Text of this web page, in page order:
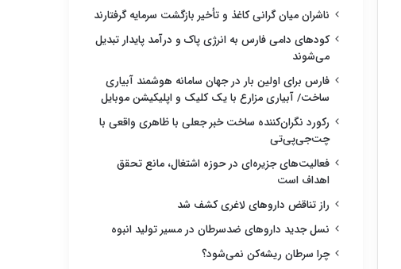
ناشران میان گرانی کاغذ و تأخیر بازگشت سرمایه گرفتارند
کودهای دامی فارس به انرژی پاک و درآمد پایدار تبدیل
می‌شوند
فارس برای اولین بار در جهان سامانه هوشمند آبیاری
ساخت/ آبیاری مزارع با یک کلیک و اپلیکیشن موبایل
رکورد نگران‌کننده ساخت خبر جعلی با ظاهری واقعی با
چت‌جی‌پی‌تی
فعالیت‌های جزیره‌ای در حوزه اشتغال، مانع تحقق
اهداف است
راز تناقض داروهای لاغری کشف شد
نسل جدید داروهای ضدسرطان در مسیر تولید انبوه
چرا سرطان ریشه‌کن نمی‌شود؟